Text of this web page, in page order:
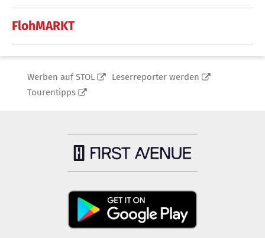
FlohMARKT
Werben auf STOL
Leserreporter werden
Tourentipps